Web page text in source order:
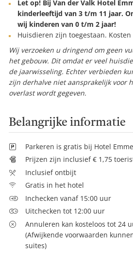
Let op! Bij Van der Valk Hotel
kinderleeftijd van 3 t/m 11 jaar.
wij kinderen van 0 t/m 2 jaar!
Huisdieren zijn toegestaan.
Wij verzoeken u dringend om geen
het gebouw. Dit omdat er veel
de jaarwisseling. Echter verbieden
zijn derhalve niet aansprakelijk voor
overlast wordt gegeven.
Belangrijke informatie
Parkeren is gratis bij Hotel
Prijzen zijn inclusief € 1,75
Inclusief ontbijt
Gratis in het hotel
Inchecken vanaf 15:00 uur
Uitchecken tot 12:00 uur
Annuleren kan kosteloos tot 24
(Afwijkende voorwaarden
suites)